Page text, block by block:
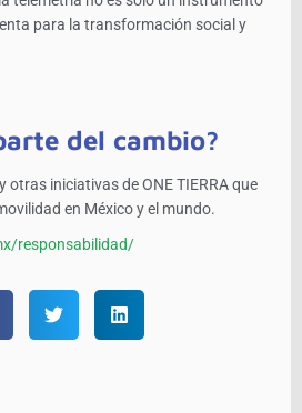
para la transformación social y
del cambio?
otras iniciativas de ONE TIERRA que
en México y el mundo.
responsabilidad/